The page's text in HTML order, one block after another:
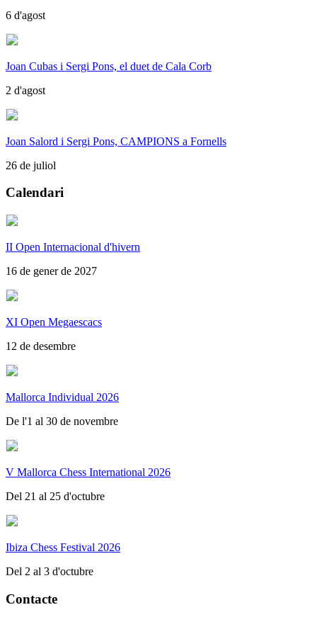
6 d'agost
Joan Cubas i Sergi Pons, el duet de Cala Corb
2 d'agost
Joan Salord i Sergi Pons, CAMPIONS a Fornells
26 de juliol
Calendari
II Open Internacional d'hivern
16 de gener de 2027
XI Open Megaescacs
12 de desembre
Mallorca Individual 2026
De l'1 al 30 de novembre
V Mallorca Chess International 2026
Del 21 al 25 d'octubre
Ibiza Chess Festival 2026
Del 2 al 3 d'octubre
Contacte